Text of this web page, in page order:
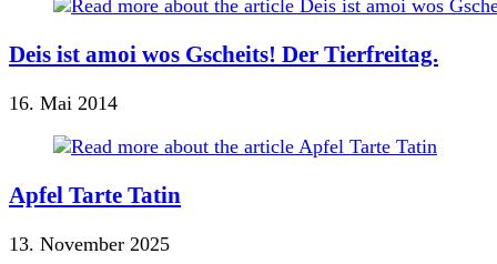
Deis ist amoi wos Gscheits! Der Tierfreitag.
16. Mai 2014
Apfel Tarte Tatin
13. November 2025